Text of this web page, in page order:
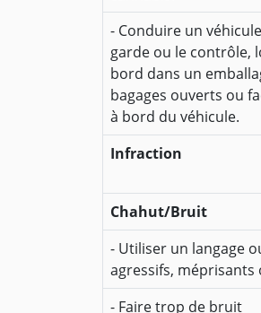
- Conduire un
garde ou le contrôle,
bord dans un
bagages ouverts ou
à bord du véhicule.
Infraction
Chahut/Bruit
- Utiliser un langage
agressifs, méprisants
- Faire trop de bruit